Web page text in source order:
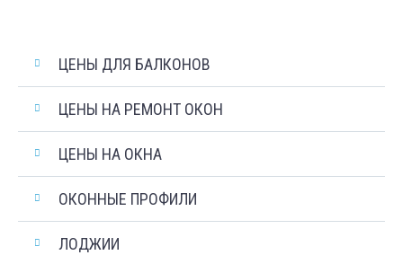
ЦЕНЫ ДЛЯ БАЛКОНОВ
ЦЕНЫ НА РЕМОНТ ОКОН
ЦЕНЫ НА ОКНА
ОКОННЫЕ ПРОФИЛИ
ЛОДЖИИ